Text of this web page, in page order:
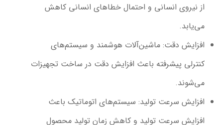
از نیروی انسانی و احتمال خطاهای انسانی کاهش
می‌یابد.
افزایش دقت: ماشین‌آلات هوشمند و سیستم‌های
کنترلی پیشرفته باعث افزایش دقت در ساخت تجهیزات
می‌شوند.
افزایش سرعت تولید: سیستم‌های اتوماتیک باعث
افزایش سرعت تولید و کاهش زمان تولید محصول